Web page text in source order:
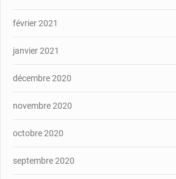
février 2021
janvier 2021
décembre 2020
novembre 2020
octobre 2020
septembre 2020